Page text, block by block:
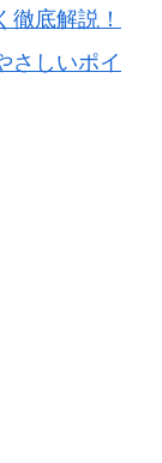
底解説！
さしいポイ